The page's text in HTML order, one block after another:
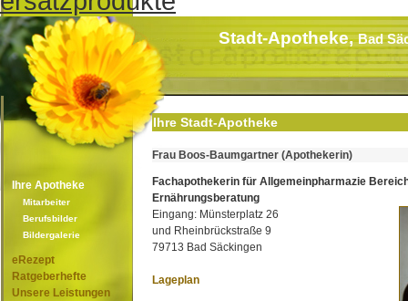
Stadt-Apotheke,Bad
Ihre Apotheke
Mitarbeiter
Berufsbilder
Bildergalerie
eRezept
Ratgeberhefte
Unsere Leistungen
Ihre Stadt-Apotheke
Frau Boos-Baumgartner (Apothekerin)
Fachapothekerin für Allgemeinpharmazie
Ernährungsberatung
Eingang: Münsterplatz 26
und Rheinbrückstraße 9
79713 Bad Säckingen
Lageplan